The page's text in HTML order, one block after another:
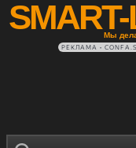
Мы
РЕКЛАМА •